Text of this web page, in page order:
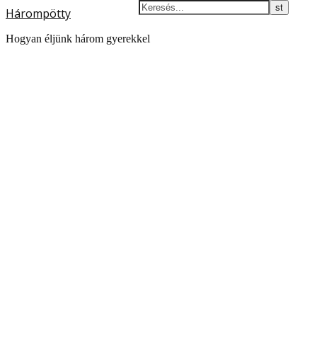
Hárompötty
Hogyan éljünk három gyerekkel